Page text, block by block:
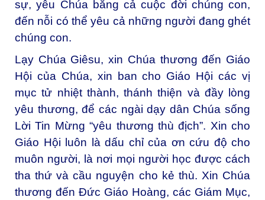
sự, yêu Chúa bằng cả cuộc đời chúng con,
đến nỗi có thể yêu cả những người đang ghét
chúng con.
Lạy Chúa Giêsu, xin Chúa thương đến Giáo
Hội của Chúa, xin ban cho Giáo Hội các vị
mục tử nhiệt thành, thánh thiện và đầy lòng
yêu thương, để các ngài dạy dân Chúa sống
Lời Tin Mừng “yêu thương thù địch”. Xin cho
Giáo Hội luôn là dấu chỉ của ơn cứu độ cho
muôn người, là nơi mọi người học được cách
tha thứ và cầu nguyện cho kẻ thù. Xin Chúa
thương đến Đức Giáo Hoàng, các Giám Mục,